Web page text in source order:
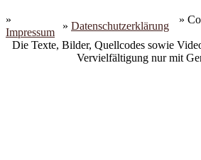
»
Impressum
» Datenschutzerklärung
»
Die Texte, Bilder, Quellcodes sowie
Vervielfältigung nur mit